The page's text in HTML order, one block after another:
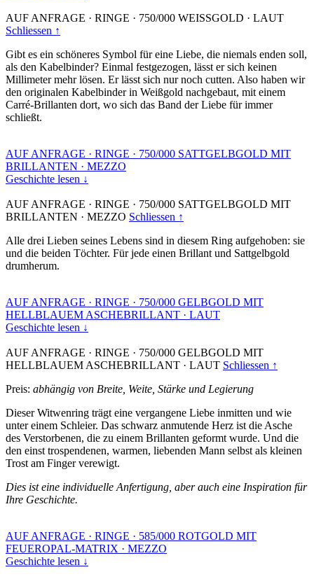
AUF ANFRAGE · RINGE · 750/000 WEISSGOLD · LAUT
Schliessen ↑
Gibt es ein schöneres Symbol für eine Liebe, die niemals enden soll,
als den Kabelbinder? Einmal festgezogen, lässt er sich keinen
Millimeter mehr lösen. Er lässt sich nur noch cutten. Also haben wir
den originalen Kabelbinder in Weißgold nachgebaut, mit einem
Carré-Brillanten dort, wo sich das Band der Liebe für immer
schließt.
AUF ANFRAGE · RINGE · 750/000 SATTGELBGOLD MIT
BRILLANTEN · MEZZO
Geschichte lesen ↓
AUF ANFRAGE · RINGE · 750/000 SATTGELBGOLD MIT
BRILLANTEN · MEZZO Schliessen ↑
Alle drei Lieben seines Lebens sind in diesem Ring aufgehoben: sie
und die beiden Töchter. Für jede einen Brillant und Sattgelbgold
drumherum.
AUF ANFRAGE · RINGE · 750/000 GELBGOLD MIT
HELLBLAUEM ASCHEBRILLANT · LAUT
Geschichte lesen ↓
AUF ANFRAGE · RINGE · 750/000 GELBGOLD MIT
HELLBLAUEM ASCHEBRILLANT · LAUT Schliessen ↑
Preis: abhängig von Breite, Weite, Stärke und Legierung
Dieser Witwenring trägt eine vergangene Liebe inmitten und wie
unter einem Schleier. Das schwarz anmutende Herz ist die Asche
des Verstorbenen, die zu einem Brillanten geformt wurde. Und die
den einst trospendenen, warmen, liebenden Mann selbst als kleinen
Trost am Finger verewigt.
Dies ist eine individuelle Anfertigung, aber auch eine Inspiration für
Ihre Geschichte.
AUF ANFRAGE · RINGE · 585/000 ROTGOLD MIT
FEUEROPAL-MATRIX · MEZZO
Geschichte lesen ↓